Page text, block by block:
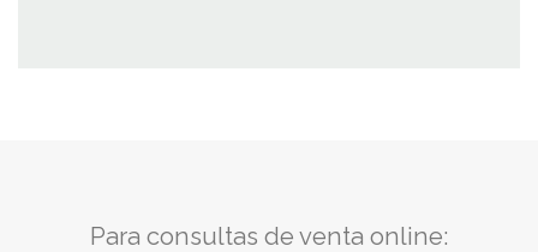
Para consultas de venta online: